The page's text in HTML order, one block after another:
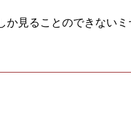
見ることのできない